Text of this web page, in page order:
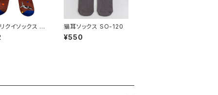
クイソックス S
猫耳ソックス SO-120
¥550